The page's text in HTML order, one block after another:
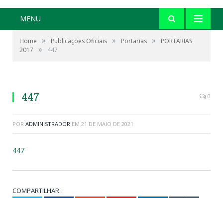
MENU
Home » Publicações Oficiais » Portarias »
PORTARIAS
2017
» 447
447 0
POR ADMINISTRADOR EM 21 DE MAIO DE 2021
447
COMPARTILHAR: